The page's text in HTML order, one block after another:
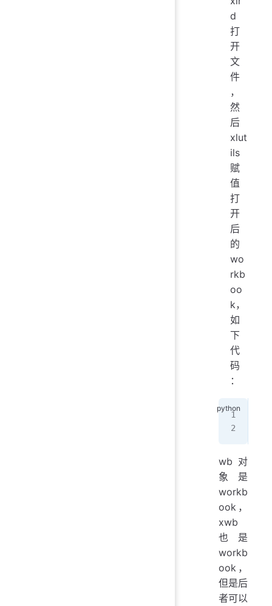
d
打
开
文
件
，
然
后
xlut
ils
赋
值
打
开
后
的
wo
rkb
oo
k，
如
下
代
码
：
wb 对
象是
workb
ook，
xwb
也是
workb
ook，
但是后
者可以